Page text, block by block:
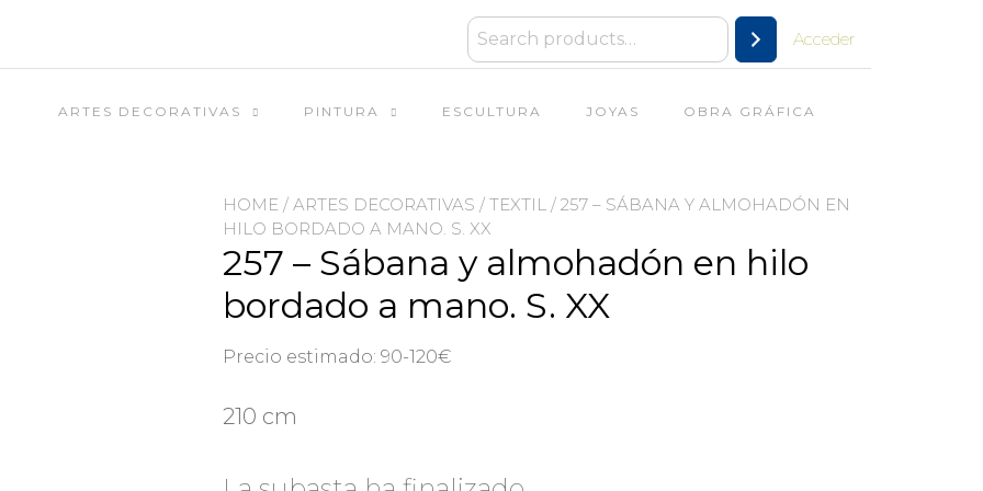
Acceder
ARTES DECORATIVAS PINTURA ESCULTURA JOYAS OBRA GRÁFICA
HOME / ARTES DECORATIVAS / TEXTIL / 257 – SÁBANA Y ALMOHADÓN EN
HILO BORDADO A MANO. S. XX
257 – Sábana y almohadón en hilo
bordado a mano. S. XX
Precio estimado: 90-120€
210 cm